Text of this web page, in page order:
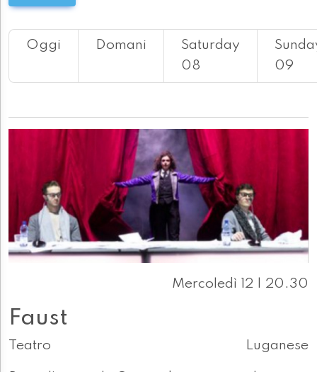
Oggi Domani
Saturday
08
09
Mercoledì 12 | 20.30
Faust
Teatro Luganese